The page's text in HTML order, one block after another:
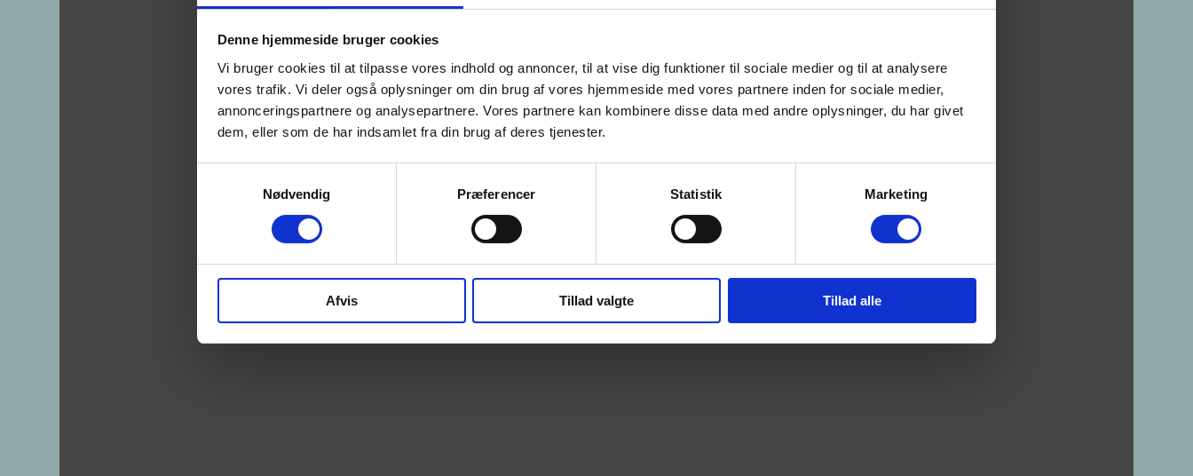
Denne hjemmeside bruger cookies
Vi bruger cookies til at tilpasse vores indhold og annoncer, til at vise dig funktioner til sociale medier og til at analysere
vores trafik. Vi deler også oplysninger om din brug af vores hjemmeside med vores partnere inden for sociale medier,
annonceringspartnere og analysepartnere. Vores partnere kan kombinere disse data med andre oplysninger, du har givet
dem, eller som de har indsamlet fra din brug af deres tjenester.
Nødvendig
Præferencer Statistik Marketing
Afvis Tillad valgte Tillad alle